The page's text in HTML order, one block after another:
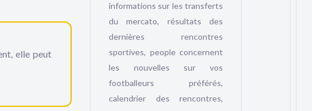
elle peut
informations sur les transferts
du mercato, résultats des
dernières rencontres
sportives, people concernent
les nouvelles sur vos
footballeurs préférés,
calendrier des rencontres,